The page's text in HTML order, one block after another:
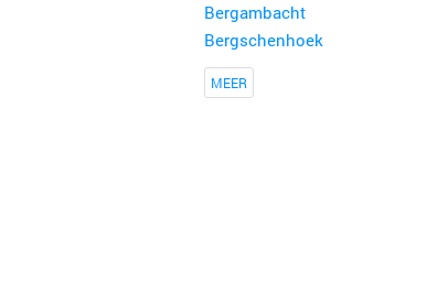
Bergambacht
Bergschenhoek
MEER